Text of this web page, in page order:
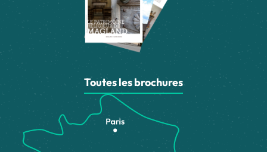
Toutes les brochures